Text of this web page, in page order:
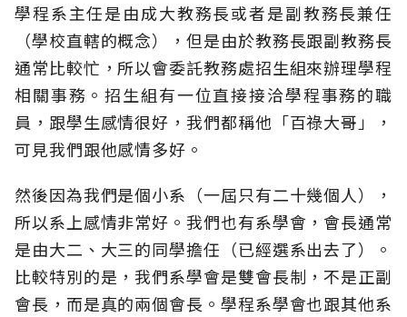
學程系主任是由成大教務長或者是副教務長兼任
（學校直轄的概念），但是由於教務長跟副教務長
通常比較忙，所以會委託教務處招生組來辦理學程
相關事務。招生組有一位直接接洽學程事務的職
員，跟學生感情很好，我們都稱他「百祿大哥」，
可見我們跟他感情多好。
然後因為我們是個小系（一屆只有二十幾個人），
所以系上感情非常好。我們也有系學會，會長通常
是由大二、大三的同學擔任（已經選系出去了）。
比較特別的是，我們系學會是雙會長制，不是正副
會長，而是真的兩個會長。學程系學會也跟其他系